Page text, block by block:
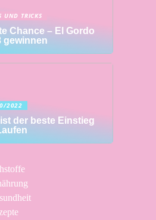
UND TRICKS
Chance – El Gordo
gewinnen
2022
ist der beste Einstieg